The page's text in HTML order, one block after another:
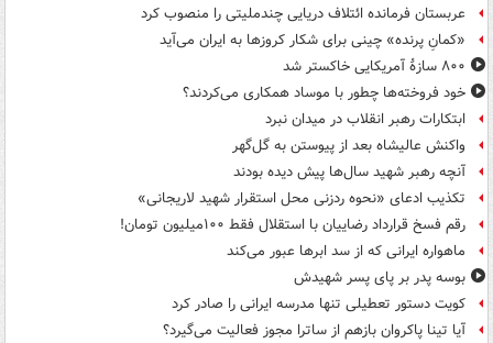
عربستان فرمانده ائتلاف دریایی چندملیتی را منصوب کرد
«کمانِ پرنده» چینی برای شکار کروزها به ایران می‌آید
۸۰۰ سازۀ آمریکایی خاکستر شد
خود فروخته‌ها چطور با موساد همکاری می‌کردند؟
ابتکارات رهبر انقلاب در میدان نبرد
واکنش عالیشاه بعد از پیوستن به گل‌گهر
آنچه رهبر شهید سال‌ها پیش دیده بودند
تکذیب ادعای «نحوه ردزنی محل استقرار شهید لاریجانی»
رقم فسخ قرارداد رضاییان با استقلال فقط ۱۰۰میلیون تومان!
ماهواره ایرانی که از سد ابرها عبور می‌کند
بوسه‌ پدر بر پای پسر شهیدش
کویت دستور تعطیلی تنها مدرسه ایرانی را صادر کرد
آیا تینا پاکروان بازهم از ساترا مجوز فعالیت می‌گیرد؟